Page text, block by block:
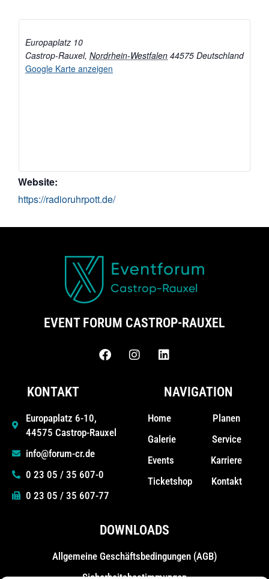
Europaplatz 10
Castrop-Rauxel, Nordrhein-Westfalen 44575 Deutschland
Google Karte anzeigen
Website:
https://radioruhrpott.de/
EVENT FORUM CASTROP-RAUXEL
KONTAKT
Europaplatz 6-10,
44575 Castrop-Rauxel
info@forum-cr.de
0 23 05 / 35 607-0
0 23 05 / 35 607-77
NAVIGATION
Home
Galerie
Events
Ticketshop
Planen
Service
Karriere
Kontakt
DOWNLOADS
Allgemeine Geschäfts­bedingungen (AGB)